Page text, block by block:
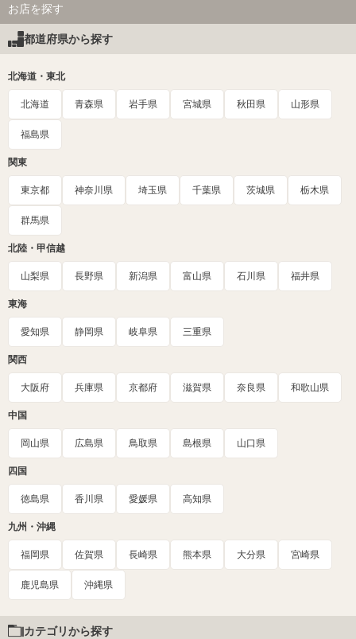
お店を探す
都道府県から探す
北海道・東北
北海道 青森県 岩手県 宮城県 秋田県 山形県
福島県
関東
東京都 神奈川県 埼玉県 千葉県 茨城県 栃木県
群馬県
北陸・甲信越
山梨県 長野県 新潟県 富山県 石川県 福井県
東海
愛知県 静岡県 岐阜県 三重県
関西
大阪府 兵庫県 京都府 滋賀県 奈良県 和歌山県
中国
岡山県 広島県 鳥取県 島根県 山口県
四国
徳島県 香川県 愛媛県 高知県
九州・沖縄
福岡県 佐賀県 長崎県 熊本県 大分県 宮崎県
鹿児島県 沖縄県
カテゴリから探す